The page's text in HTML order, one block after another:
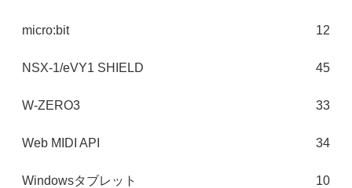
micro:bit 12
NSX-1/eVY1 SHIELD 45
W-ZERO3 33
Web MIDI API 34
Windowsタブレット 10